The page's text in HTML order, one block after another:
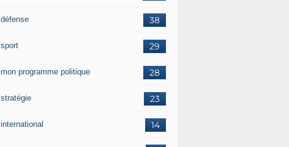
38
défense
29
sport
28
mon programme politique
23
stratégie
14
international